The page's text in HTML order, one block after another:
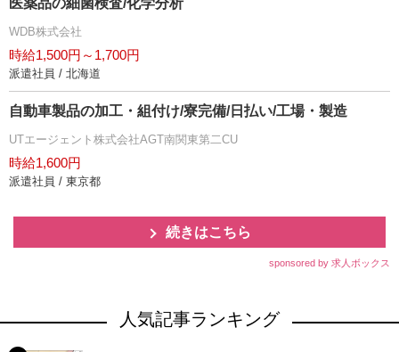
医薬品の細菌検査/化学分析
WDB株式会社
時給1,500円～1,700円
派遣社員 / 北海道
自動車製品の加工・組付け/寮完備/日払い/工場・製造
UTエージェント株式会社AGT南関東第二CU
時給1,600円
派遣社員 / 東京都
続きはこちら
sponsored by 求人ボックス
人気記事ランキング